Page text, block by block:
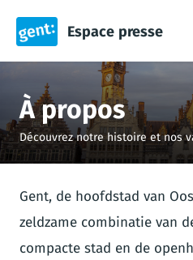
Espace presse
À propos
Découvrez notre histoire et nos
Gent, de hoofdstad van
zeldzame combinatie van
compacte stad en de